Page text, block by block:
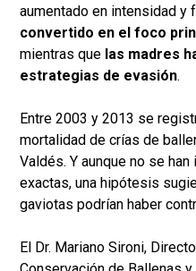
aumentado en intensidad y
convertido en el foco
mientras que las madres
estrategias de evasión.
Entre 2003 y 2013 se
mortalidad de crías de
Valdés. Y aunque no se
exactas, una hipótesis
gaviotas podrían haber
El Dr. Mariano Sironi,